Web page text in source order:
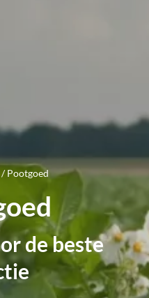
/Pootgoed
de beste